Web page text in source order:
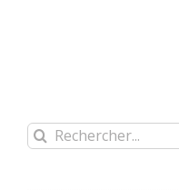
Rechercher: